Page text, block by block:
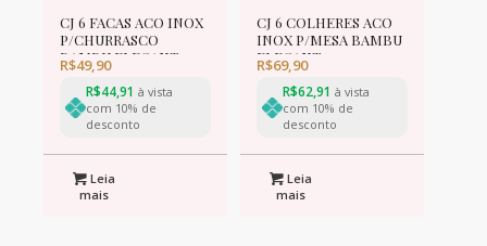
CJ 6 FACAS ACO INOX
P/CHURRASCO
BAMBU ELEGANT
PRETA 22,3cm
R$49,90
R$44,91 à vista
com 10% de
desconto
Leia
mais
CJ 6 COLHERES ACO
INOX P/MESA BAMBU
ELEGANT
CHAMPANHE 19,8cm
R$69,90
R$62,91 à vista
com 10% de
desconto
Leia
mais